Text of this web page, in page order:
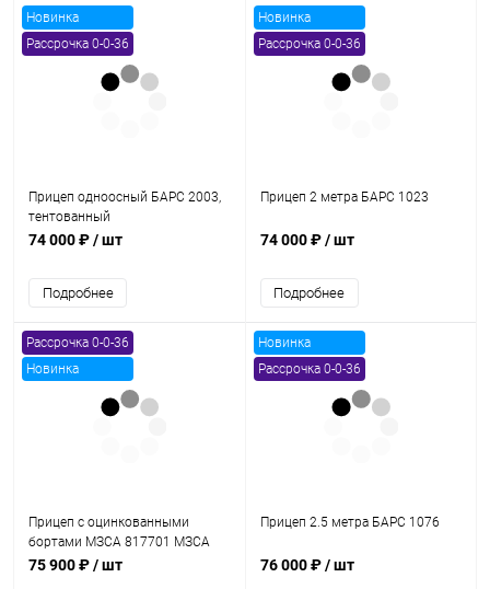
Новинка
Рассрочка 0-0-36
Прицеп одноосный БАРС 2003,
тентованный
74 000 ₽/ шт
Подробнее
Новинка
Рассрочка 0-0-36
Прицеп 2 метра БАРС 1023
74 000 ₽/ шт
Подробнее
Рассрочка 0-0-36
Новинка
Прицеп с оцинкованными
бортами МЗСА 817701 МЗСА
817701 022
75 900 ₽/ шт
Новинка
Рассрочка 0-0-36
Прицеп 2.5 метра БАРС 1076
76 000 ₽/ шт